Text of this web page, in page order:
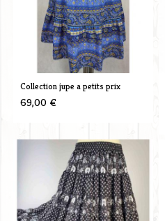
Collection jupe a petits prix
69,00 €